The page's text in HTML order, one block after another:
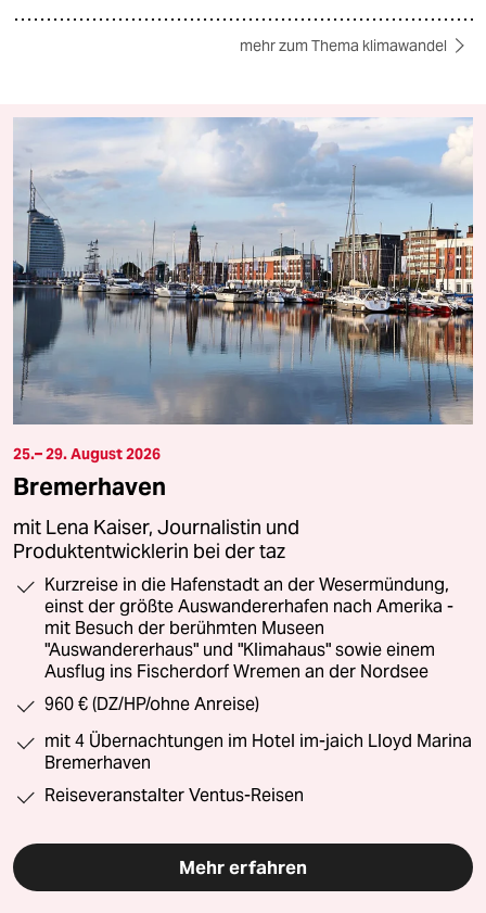
mehr zum Thema klimawandel
25.– 29. August 2026
Bremerhaven
mit Lena Kaiser, Journalistin und
Produktentwicklerin bei der taz
Kurzreise in die Hafenstadt an der Wesermündung,
einst der größte Auswandererhafen nach Amerika -
mit Besuch der berühmten Museen
"Auswandererhaus" und "Klimahaus" sowie einem
Ausflug ins Fischerdorf Wremen an der Nordsee
960 € (DZ/HP/ohne Anreise)
mit 4 Übernachtungen im Hotel im-jaich Lloyd Marina
Bremerhaven
Reiseveranstalter Ventus-Reisen
Mehr erfahren